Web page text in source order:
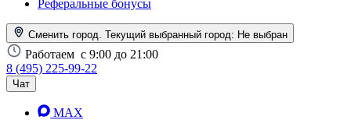
Реферальные бонусы
Сменить город. Текущий выбранный город: Не выбран
Работаем с 9:00 до 21:00
8 (495) 225-99-22
Чат
MAX